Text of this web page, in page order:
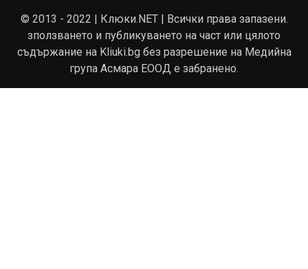
© 2013 - 2022 | Клюки.NET | Всички права запазени.
зползването и публикуването на част или цялото
съдържание на Kliuki.bg без разрешение на Медийна
група Асмара ЕООД е забранено.